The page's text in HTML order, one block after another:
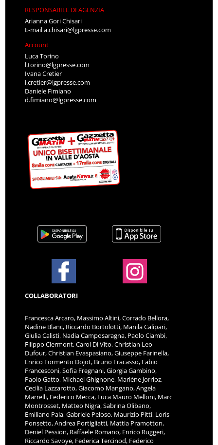
RESPONSABILE DI AGENZIA
Arianna Gori Chisari
E-maila.chisari@lgpresse.com
Account
Luca Torino
l.torino@lgpresse.com
Ivana Cretier
i.cretier@lgpresse.com
Daniele Fimiano
d.fimiano@lgpresse.com
COLLABORATORI
Francesca Arcaro, Massimo Altini, Corrado Bellora,
Nadine Blanc, Riccardo Bortolotti, Manila Calipari,
Giulia Calisti, Nadia Camposaragna, Paolo Ciambi,
Filippo Clermont, Carol Di Vito, Christian Leo
Dufour, Christian Evaspasiano, Giuseppe Farinella,
Enrico Formento Dojot, Bruno Fracasso, Fabio
Francesconi, Sofia Fregnani, Giorgia Gambino,
Paolo Gatto, Michael Ghignone, Marlène Jorrioz,
Cecilia Lazzarotto, Giacomo Mangano, Angela
Marrelli, Federico Mecca, Luca Mauro Melloni, Marc
Montrosset, Matteo Nigra, Sabrina Olibano,
Emiliano Pala, Gabriele Peloso, Maurizio Pitti, Loris
Ponsetto, Andrea Portigliatti, Mattia Pramotton,
Deniel Pession, Raffaele Romano, Enrico Ruggeri,
Riccardo Savoye, Federica Tercinod, Federico